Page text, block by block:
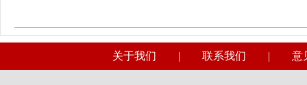
关于我们 | 联系我们 | 意